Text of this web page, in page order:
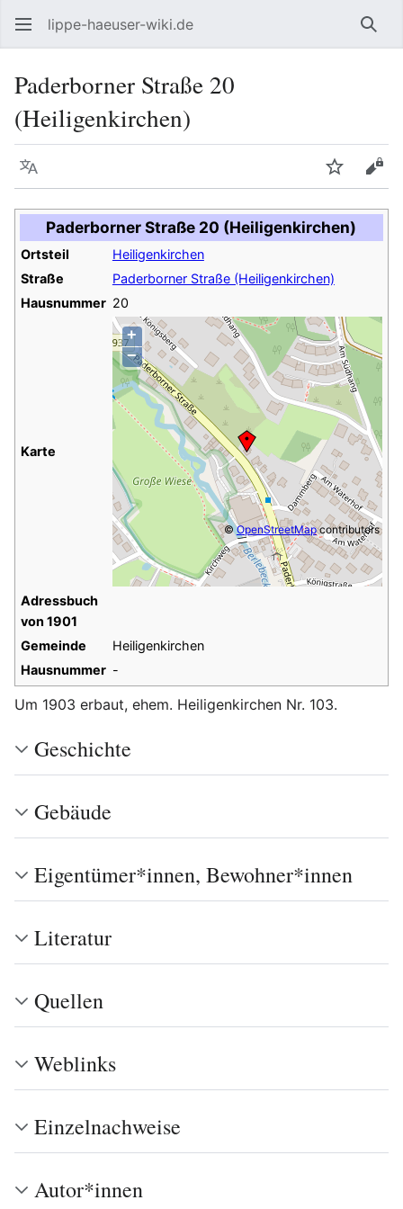
lippe-haeuser-wiki.de
Paderborner Straße 20
(Heiligenkirchen)
Sprache
Paderborner Straße 20 (Heiligenkirchen)
Ortsteil
Heiligenkirchen
Straße
Paderborner Straße (Heiligenkirchen)
Hausnummer 20
Karte
+
−
©OpenStreetMapcontributors
Adressbuch
von 1901
Gemeinde
Heiligenkirchen
Hausnummer -
Um 1903 erbaut, ehem. Heiligenkirchen Nr. 103.
Geschichte
Gebäude
Eigentümer*innen, Bewohner*innen
Literatur
Quellen
Weblinks
Einzelnachweise
Autor*innen